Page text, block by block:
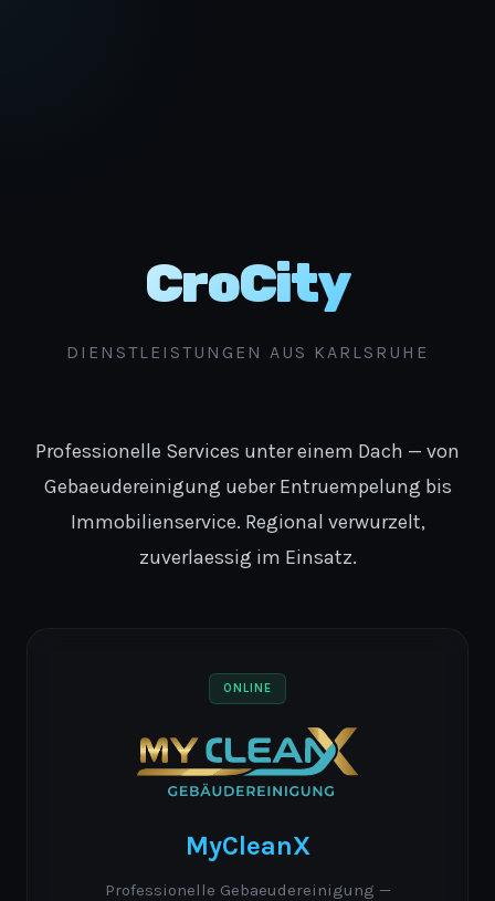
CroCity
DIENSTLEISTUNGEN AUS KARLSRUHE
Professionelle Services unter einem Dach — von
Gebaeudereinigung ueber Entruempelung bis
Immobilienservice. Regional verwurzelt,
zuverlaessig im Einsatz.
ONLINE
MyCleanX
Professionelle Gebaeudereinigung —